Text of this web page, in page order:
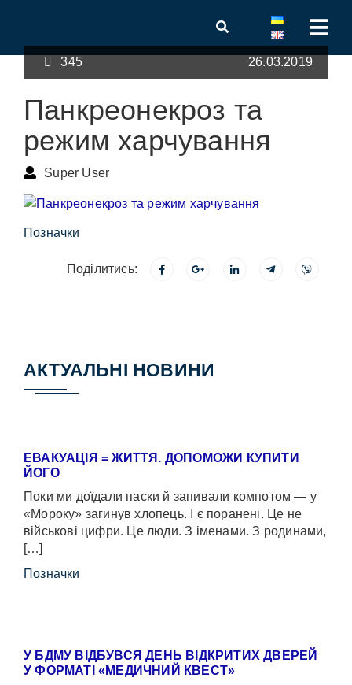
345 26.03.2019
Панкреонекроз та
режим харчування
Super User
Позначки
Поділитись:
АКТУАЛЬНІ НОВИНИ
ЕВАКУАЦІЯ = ЖИТТЯ. ДОПОМОЖИ КУПИТИ
ЙОГО
Поки ми доїдали паски й запивали компотом — у
«Мороку» загинув хлопець. І є поранені. Це не
військові цифри. Це люди. З іменами. З родинами,
[…]
Позначки
У БДМУ ВІДБУВСЯ ДЕНЬ ВІДКРИТИХ ДВЕРЕЙ
У ФОРМАТІ «МЕДИЧНИЙ КВЕСТ»